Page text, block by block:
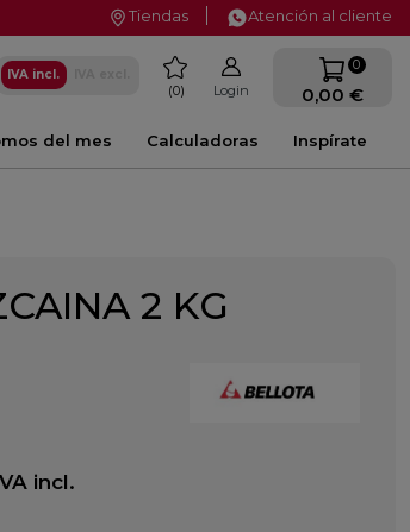
Tiendas Atención al cliente
IVA incl. favorite
0 Login
0
0,00 €
Inspírate
Calculadoras
del mes
2 KG
incl.